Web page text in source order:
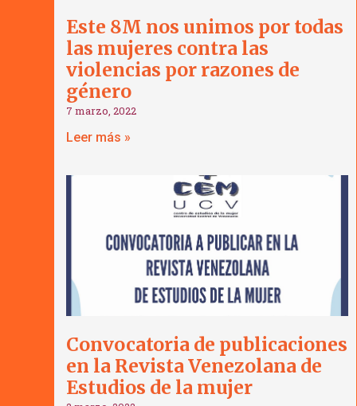
Este 8M nos unimos por todas
las mujeres contra las
violencias por razones de
género
7 marzo, 2022
Leer más »
Convocatoria de publicaciones
en la Revista Venezolana de
Estudios de la mujer